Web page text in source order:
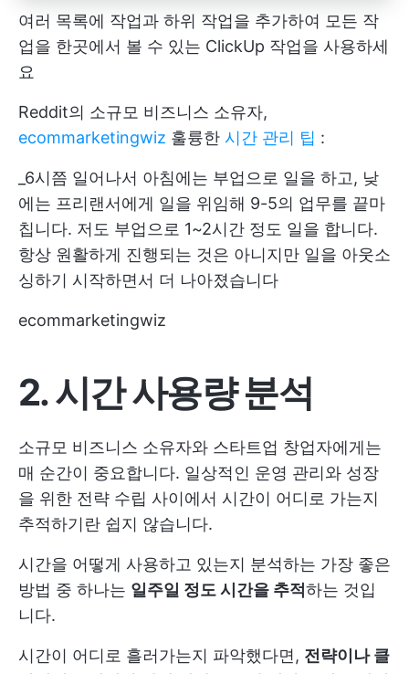
여러 목록에 작업과 하위 작업을 추가하여 모든 작
업을 한곳에서 볼 수 있는 ClickUp 작업을 사용하세
요
Reddit의 소규모 비즈니스 소유자,
ecommarketingwiz 훌륭한 시간 관리 팁 :
_6시쯤 일어나서 아침에는 부업으로 일을 하고, 낮
에는 프리랜서에게 일을 위임해 9-5의 업무를 끝마
칩니다. 저도 부업으로 1~2시간 정도 일을 합니다.
항상 원활하게 진행되는 것은 아니지만 일을 아웃소
싱하기 시작하면서 더 나아졌습니다
ecommarketingwiz
2. 시간 사용량 분석
소규모 비즈니스 소유자와 스타트업 창업자에게는
매 순간이 중요합니다. 일상적인 운영 관리와 성장
을 위한 전략 수립 사이에서 시간이 어디로 가는지
추적하기란 쉽지 않습니다.
시간을 어떻게 사용하고 있는지 분석하는 가장 좋은
방법 중 하나는 일주일 정도 시간을 추적하는 것입
니다.
시간이 어디로 흘러가는지 파악했다면, 전략이나 클